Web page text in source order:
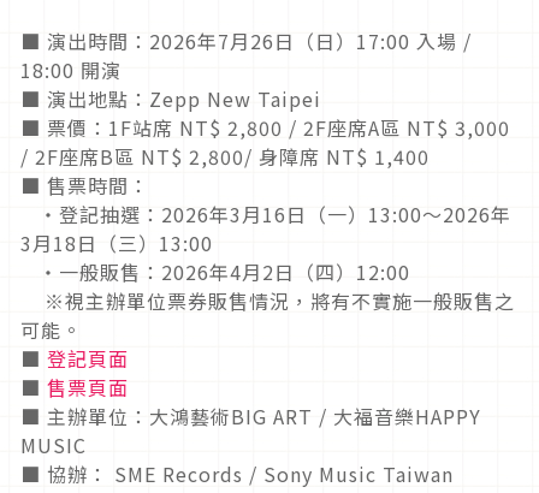
■ 演出時間：2026年7月26日（日）17:00 入場 /
18:00 開演
■ 演出地點：Zepp New Taipei
■ 票價：1F站席 NT$ 2,800 / 2F座席A區 NT$ 3,000
/ 2F座席B區 NT$ 2,800/ 身障席 NT$ 1,400
■ 售票時間：
・登記抽選：2026年3月16日（一）13:00〜2026年
3月18日（三）13:00
・一般販售：2026年4月2日（四）12:00
※視主辦單位票券販售情況，將有不實施一般販售之
可能。
■ 登記頁面
■ 售票頁面
■ 主辦單位：大鴻藝術BIG ART / 大福音樂HAPPY
MUSIC
■ 協辦： SME Records / Sony Music Taiwan